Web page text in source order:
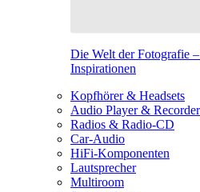
Die Welt der Fotografie
Inspirationen
Kopfhörer & Headsets
Audio Player & Recorder
Radios & Radio-CD
Car-Audio
HiFi-Komponenten
Lautsprecher
Multiroom